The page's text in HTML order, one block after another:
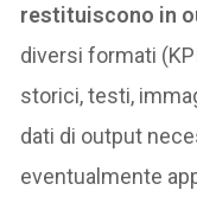
restituiscono in
diversi formati
storici, testi,
dati di output
eventualmente